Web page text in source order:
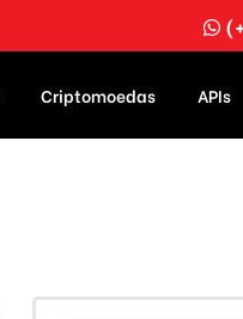
Criptomoedas APIs